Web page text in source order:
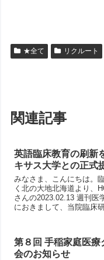
★全て リクルート
関連記事
英語臨床教育の刷新
キサス大学との正式
みなさま、こんにちは。
く北の大地北海道より、
さんの2023.02.13 週刊医
におきまして、当院臨床
第８回 手稲家庭医
会のお知らせ